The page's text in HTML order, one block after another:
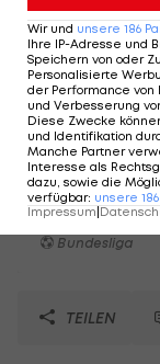
Salzburg:
Abgang
Bundesliga
TEILEN
Wir und unsere 186
Ihre IP-Adresse und
Speichern von oder
Personalisierte
der Performance von
und Verbesserung
Diese Zwecke
und Identifikation
Manche Partner
Interesse als
dazu, sowie die
verfügbar: unsere 186
Impressum|